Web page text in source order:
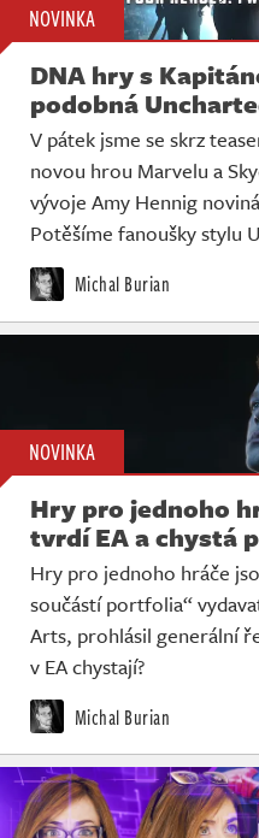
NOVINKA
DNA hry s
podobná
V pátek jsme se skrz
novou hrou Marvelu a
vývoje Amy Hennig
Potěšíme fanoušky stylu
Michal Burian
NOVINKA
Hry pro jednoho
tvrdí EA a chystá
Hry pro jednoho hráče
součástí portfolia“
Arts, prohlásil generální
v EA chystají?
Michal Burian